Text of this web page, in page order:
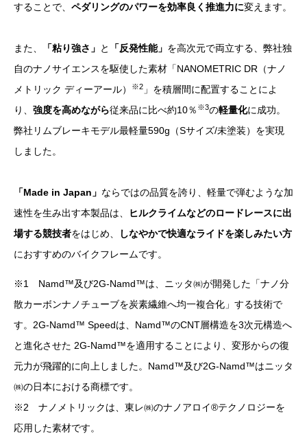
することで、 ペダリングのパワーを効率良く推進力に変えます。
また、 「粘り強さ」 と 「反発性能」 を高次元で両立する、弊社独
自のナノサイエンスを駆使した素材「NANOMETRIC DR（ナノ
メトリック ディーアール）
※2 」を積層間に配置することによ
り、 強度を高めながら従来品に比べ約10％ ※3の軽量化に成功。
弊社リムブレーキモデル最軽量590g（Sサイズ/未塗装）を実現
しました。
「Made in Japan」 ならではの品質を誇り、軽量で弾むような加
速性を生み出す本製品は、
ヒルクライムなどのロードレースに出
場する競技者をはじめ、
しなやかで快適なライドを楽しみたい方
におすすめのバイクフレームです。
※1 Namd™及び2G-Namd™は、ニッタ㈱が開発した「ナノ分
散カーボンナノチューブを炭素繊維へ均一複合化」する技術で
す。2G-Namd™ Speedは、Namd™のCNT層構造を3次元構造へ
と進化させた 2G-Namd™を適用することにより、変形からの復
元力が飛躍的に向上しました。Namd™及び2G-Namd™はニッタ
㈱の日本における商標です。
※2 ナノメトリックは、東レ㈱のナノアロイ®テクノロジーを
応用した素材です。